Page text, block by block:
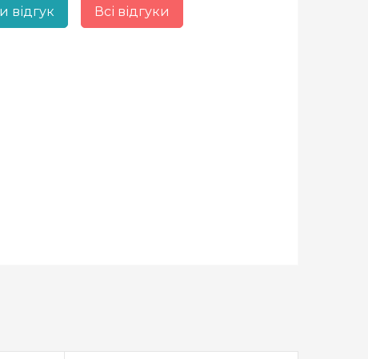
відгук Всі відгуки